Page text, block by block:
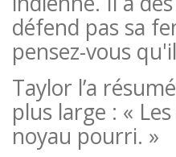
défend pas sa
pensez-vous
Taylor l’a
plus large : «
noyau pourri. »